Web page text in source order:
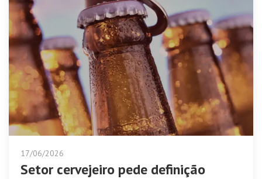
17/06/2026
Setor cervejeiro pede definição